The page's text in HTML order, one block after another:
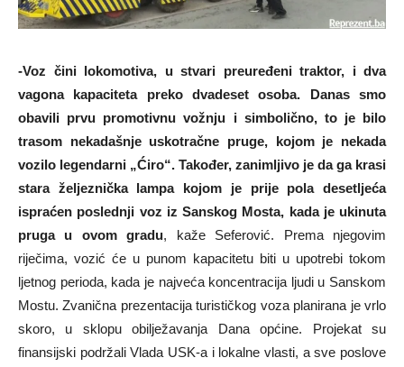
-Voz čini lokomotiva, u stvari preuređeni traktor, i dva
vagona kapaciteta preko dvadeset osoba. Danas smo
obavili prvu promotivnu vožnju i simbolično, to je bilo
trasom nekadašnje uskotračne pruge, kojom je nekada
vozilo legendarni „Ćiro“. Također, zanimljivo je da ga krasi
stara željeznička lampa kojom je prije pola desetljeća
ispraćen poslednji voz iz Sanskog Mosta, kada je ukinuta
pruga u ovom gradu, kaže Seferović. Prema njegovim
riječima, vozić će u punom kapacitetu biti u upotrebi tokom
ljetnog perioda, kada je najveća koncentracija ljudi u Sanskom
Mostu. Zvanična prezentacija turističkog voza planirana je vrlo
skoro, u sklopu obilježavanja Dana općine. Projekat su
finansijski podržali Vlada USK-a i lokalne vlasti, a sve poslove